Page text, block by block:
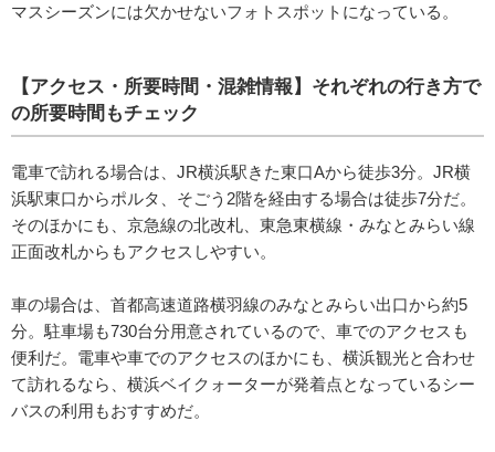
マスシーズンには欠かせないフォトスポットになっている。
【アクセス・所要時間・混雑情報】それぞれの行き方で
の所要時間もチェック
電車で訪れる場合は、JR横浜駅きた東口Aから徒歩3分。JR横
浜駅東口からポルタ、そごう2階を経由する場合は徒歩7分だ。
そのほかにも、京急線の北改札、東急東横線・みなとみらい線
正面改札からもアクセスしやすい。
車の場合は、首都高速道路横羽線のみなとみらい出口から約5
分。駐車場も730台分用意されているので、車でのアクセスも
便利だ。電車や車でのアクセスのほかにも、横浜観光と合わせ
て訪れるなら、横浜ベイクォーターが発着点となっているシー
バスの利用もおすすめだ。